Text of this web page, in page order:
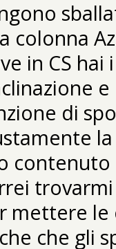
colonna
in CS
di
contenuto
mettere
che gli